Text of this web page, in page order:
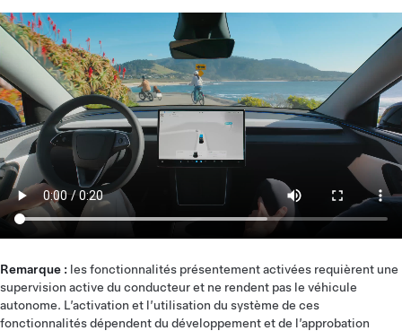
Remarque : les fonctionnalités présentement activées requièrent une
supervision active du conducteur et ne rendent pas le véhicule
autonome. L’activation et l’utilisation du système de ces
fonctionnalités dépendent du développement et de l’approbation